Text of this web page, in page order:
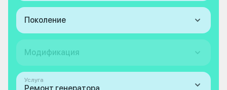
Поколение
Модификация
Услуга